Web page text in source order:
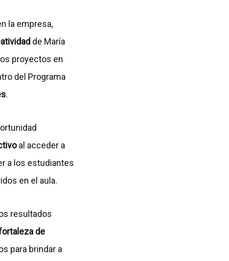
la empresa,
de María
proyectos en
del Programa
.
al acceder a
a los estudiantes
en el aula.
resultados
de
para brindar a